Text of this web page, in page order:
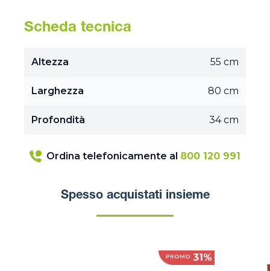
Scheda tecnica
Altezza 55 cm
Larghezza 80 cm
Profondità 34 cm
Ordina telefonicamente al 800 120 991
Spesso acquistati insieme
PROMO 31%